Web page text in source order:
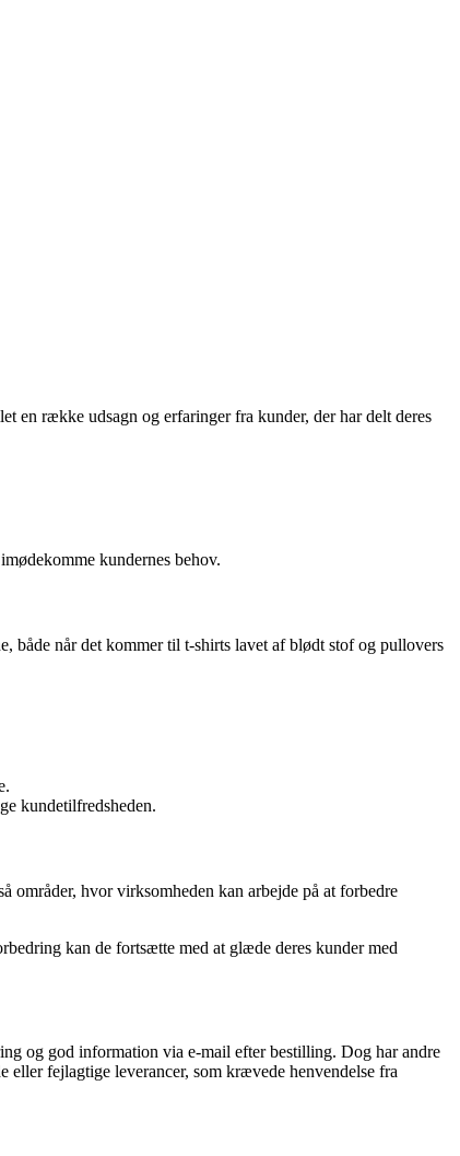
en række udsagn og erfaringer fra kunder, der har delt deres
kundernes behov.
når det kommer til t-shirts lavet af blødt stof og pullovers
kundetilfredsheden.
områder, hvor virksomheden kan arbejde på at forbedre
kan de fortsætte med at glæde deres kunder med
og god information via e-mail efter bestilling. Dog har andre
eller fejlagtige leverancer, som krævede henvendelse fra